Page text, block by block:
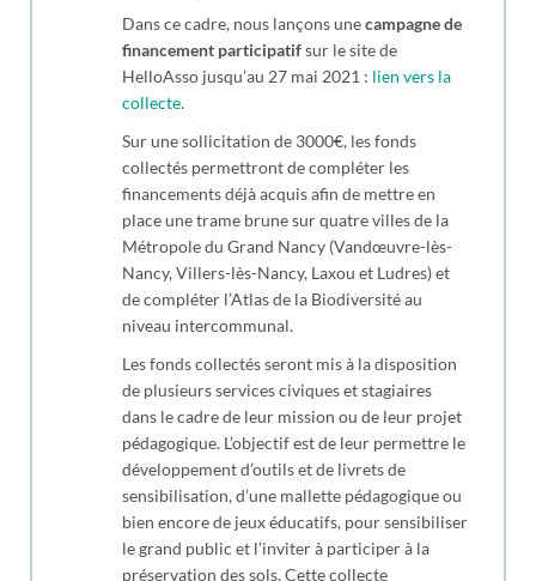
Dans ce cadre, nous lançons unecampagne de
financement participatifsur le site de
HelloAsso jusqu’au 27 mai 2021 : lien vers la
collecte.
Sur une sollicitation de 3000€, les fonds
collectés permettront de compléter les
financements déjà acquis afin de mettre en
place une trame brune sur quatre villes de la
Métropole du Grand Nancy (Vandœuvre-lès-
Nancy, Villers-lès-Nancy, Laxou et Ludres) et
de compléter l’Atlas de la Biodiversité au
niveau intercommunal.
Les fonds collectés seront mis à la disposition
de plusieurs services civiques et stagiaires
dans le cadre de leur mission ou de leur projet
pédagogique. L’objectif est de leur permettre le
développement d’outils et de livrets de
sensibilisation, d’une mallette pédagogique ou
bien encore de jeux éducatifs, pour sensibiliser
le grand public et l’inviter à participer à la
préservation des sols. Cette collecte